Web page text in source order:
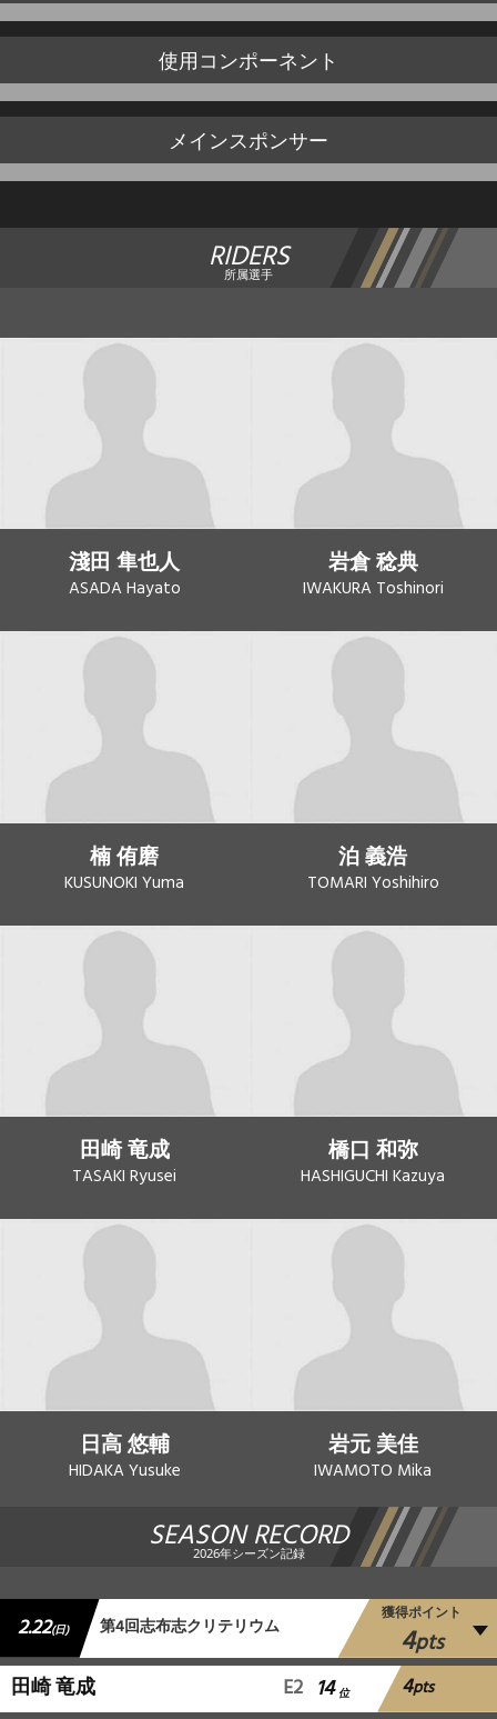
使用コンポーネント
メインスポンサー
RIDERS
所属選手
淺田 隼也人
ASADA Hayato
岩倉 稔典
IWAKURA Toshinori
楠 侑磨
KUSUNOKI Yuma
泊 義浩
TOMARI Yoshihiro
田崎 竜成
TASAKI Ryusei
橋口 和弥
HASHIGUCHI Kazuya
日高 悠輔
HIDAKA Yusuke
岩元 美佳
IWAMOTO Mika
SEASON RECORD
2026年シーズン記録
2.22(日) 第4回志布志クリテリウム
獲得ポイント
4pts
田崎 竜成 E2 14 位 4pts